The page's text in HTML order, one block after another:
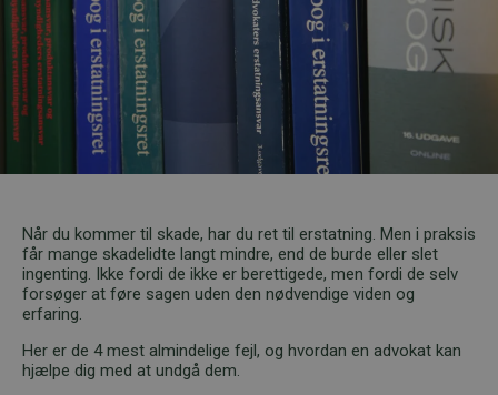
Når du kommer til skade, har du ret til erstatning. Men i praksis
får mange skadelidte langt mindre, end de burde eller slet
ingenting. Ikke fordi de ikke er berettigede, men fordi de selv
forsøger at føre sagen uden den nødvendige viden og
erfaring.
Her er de 4 mest almindelige fejl, og hvordan en advokat kan
hjælpe dig med at undgå dem.